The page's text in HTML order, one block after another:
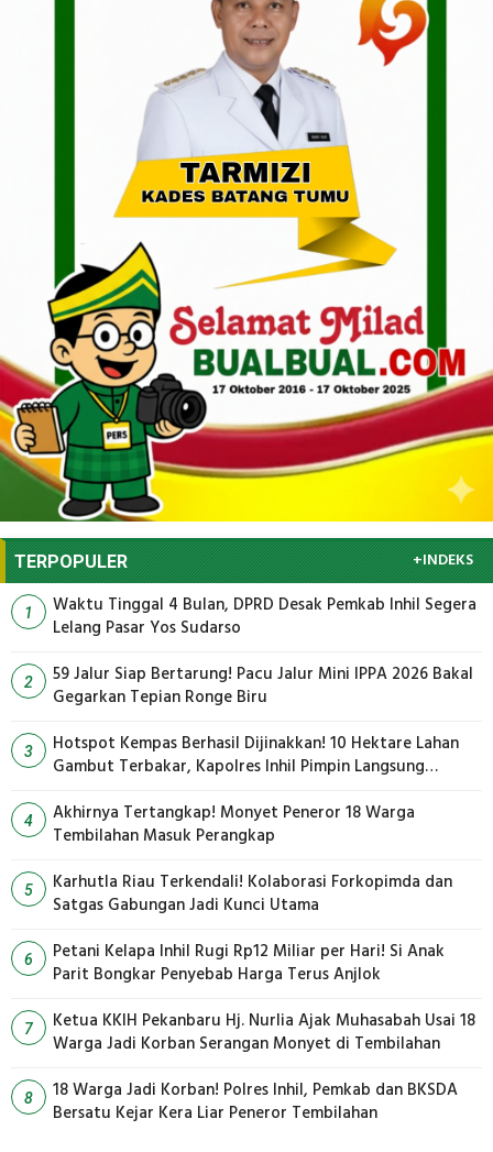
TERPOPULER +INDEKS
1
Waktu Tinggal 4 Bulan, DPRD Desak Pemkab Inhil Segera
Lelang Pasar Yos Sudarso
2
59 Jalur Siap Bertarung! Pacu Jalur Mini IPPA 2026 Bakal
Gegarkan Tepian Ronge Biru
3
Hotspot Kempas Berhasil Dijinakkan! 10 Hektare Lahan
Gambut Terbakar, Kapolres Inhil Pimpin Langsung
4
Akhirnya Tertangkap! Monyet Peneror 18 Warga
Tembilahan Masuk Perangkap
5
Karhutla Riau Terkendali! Kolaborasi Forkopimda dan
Satgas Gabungan Jadi Kunci Utama
6
Petani Kelapa Inhil Rugi Rp12 Miliar per Hari! Si Anak
Parit Bongkar Penyebab Harga Terus Anjlok
7
Ketua KKIH Pekanbaru Hj. Nurlia Ajak Muhasabah Usai 18
Warga Jadi Korban Serangan Monyet di Tembilahan
8
18 Warga Jadi Korban! Polres Inhil, Pemkab dan BKSDA
Bersatu Kejar Kera Liar Peneror Tembilahan